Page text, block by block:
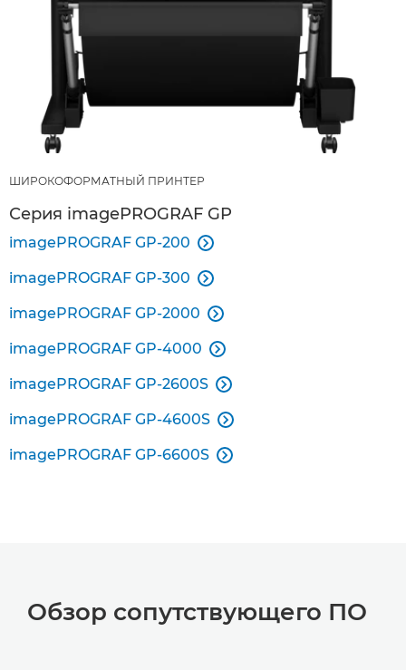
ШИРОКОФОРМАТНЫЙ ПРИНТЕР
Серия imagePROGRAF GP
imagePROGRAF GP-200 
imagePROGRAF GP-300 
imagePROGRAF GP-2000 
imagePROGRAF GP-4000 
imagePROGRAF GP-2600S 
imagePROGRAF GP-4600S 
imagePROGRAF GP-6600S 
Обзор сопутствующего ПО